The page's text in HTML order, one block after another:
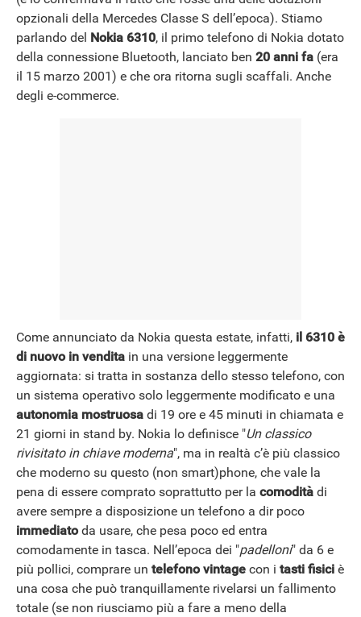
opzionali della Mercedes Classe S dell’epoca). Stiamo
parlando del Nokia 6310, il primo telefono di Nokia dotato
della connessione Bluetooth, lanciato ben 20 anni fa (era
il 15 marzo 2001) e che ora ritorna sugli scaffali. Anche
degli e-commerce.
Come annunciato da Nokia questa estate, infatti, il 6310 è
di nuovo in vendita in una versione leggermente
aggiornata: si tratta in sostanza dello stesso telefono, con
un sistema operativo solo leggermente modificato e una
autonomia mostruosa di 19 ore e 45 minuti in chiamata e
21 giorni in stand by. Nokia lo definisce "Un classico
rivisitato in chiave moderna", ma in realtà c’è più classico
che moderno su questo (non smart)phone, che vale la
pena di essere comprato soprattutto per la comodità di
avere sempre a disposizione un telefono a dir poco
immediatoda usare, che pesa poco ed entra
comodamente in tasca. Nell’epoca dei "padelloni" da 6 e
più pollici, comprare un telefono vintage con i tasti fisici è
una cosa che può tranquillamente rivelarsi un fallimento
totale (se non riusciamo più a fare a meno della